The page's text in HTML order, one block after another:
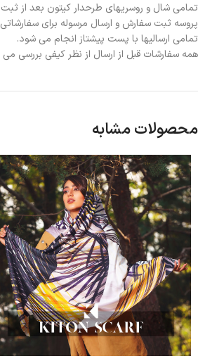
تمامی شال و روسریهای طرحدار کیتون بعد از
پروسه ثبت سفارش و ارسال مرسوله برای سفارشاتی که نیاز به دوردستدوزی ندارند 2الی 3روز و برای
تمامی ارسالیها با پست پیشتاز انجام می شود.
همه سفارشات قبل از ارسال از نظر کیفی بررسی
محصولات مشابه